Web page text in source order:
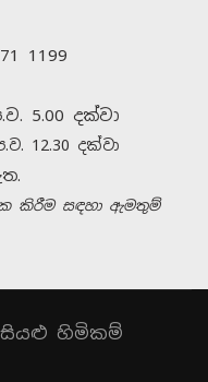
1199
5.00 දක්වා
12.30 දක්වා
කිරීම සඳහා ඇමතුම්
සියළු හිමිකම්